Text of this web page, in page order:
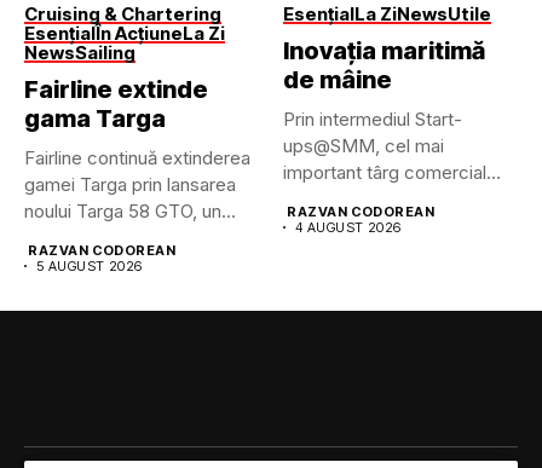
Cruising & Chartering
EsențialÎn AcțiuneLa Zi
NewsSailing
Fairline extinde
gama Targa
Fairline continuă extinderea
gamei Targa prin lansarea
noului Targa 58 GTO, un...
RAZVAN CODOREAN
5 AUGUST 2026
EsențialLa ZiNewsUtile
Inovația maritimă
de mâine
Prin intermediul Start-
ups@SMM, cel mai
important târg comercial
RAZVAN CODOREAN
4 AUGUST 2026